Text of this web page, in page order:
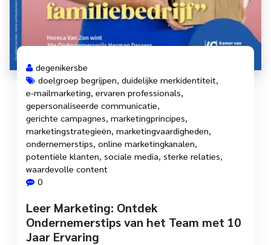
degenikersbe
doelgroep begrijpen, duidelijke merkidentiteit,
e-mailmarketing, ervaren professionals,
gepersonaliseerde communicatie,
gerichte campagnes, marketingprincipes,
marketingstrategieën, marketingvaardigheden,
ondernemerstips, online marketingkanalen,
potentiële klanten, sociale media, sterke relaties,
waardevolle content
0
Leer Marketing: Ontdek
Ondernemerstips van het Team met 10
Jaar Ervaring